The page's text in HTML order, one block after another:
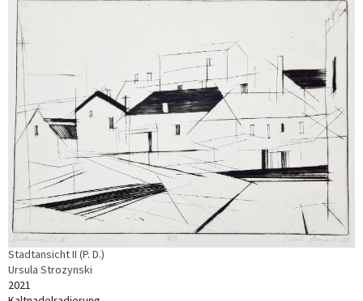
Stadtansicht II (P. D.)
Ursula Strozynski
2021